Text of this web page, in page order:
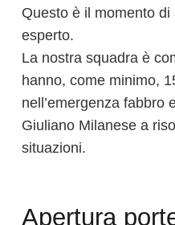
Questo è il momento
esperto.
La nostra squadra è
hanno, come minimo,
nell’emergenza fabbro
Giuliano Milanese a
situazioni.
Apertura